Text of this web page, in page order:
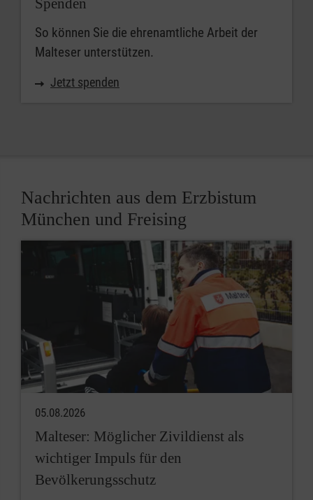
Spenden
So können Sie die ehrenamtliche Arbeit der
Malteser unterstützen.
Jetzt spenden
Nachrichten aus dem Erzbistum
München und Freising
05.08.2026
Malteser: Möglicher Zivildienst als
wichtiger Impuls für den
Bevölkerungsschutz